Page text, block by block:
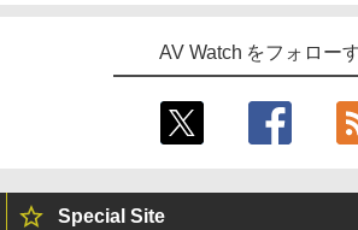
AV Watch をフォロー
Special Site